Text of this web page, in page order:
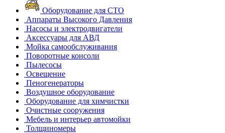
Оборудование для СТО
Аппараты Высокого Давления
Насосы и электродвигатели
Аксессуары для АВД
Мойка самообслуживания
Поворотные консоли
Пылесосы
Освещение
Пеногенераторы
Воздушное оборудование
Оборудование для химчистки
Очистные сооружения
Мебель и интерьер автомойки
Толщиномеры